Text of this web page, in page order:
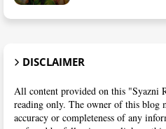
DISCLAIMER
All content provided on this "Syazni
reading only. The owner of this blog
accuracy or completeness of any